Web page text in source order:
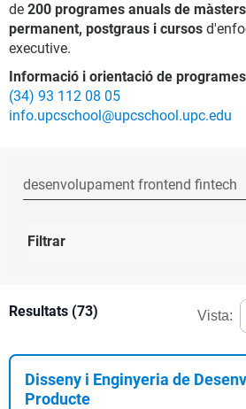
de 200 programes anuals de
permanent, postgraus i cursos
executive.
Informació i orientació de
(34) 93 112 08 05
info.upcschool@upcschool.upc.edu
Filtrar
Resultats (73) Vista:
Disseny i Enginyeria de
Producte